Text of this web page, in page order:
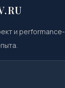
и performance-